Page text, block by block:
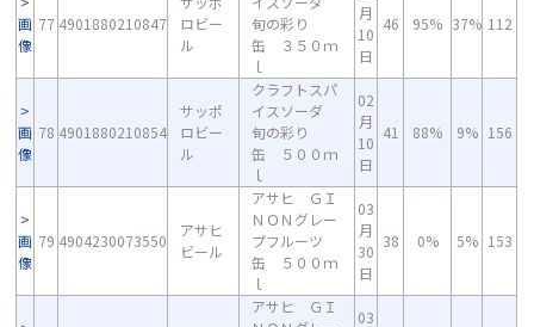
画
像
77 4901880210847
ロビー
ル
旬の彩り
缶 ３５０ｍ
ｌ
月
10
日
46 95% 37% 112
画
像
78 4901880210854
サッポ
ロビー
ル
クラフトスパ
イスソーダ
旬の彩り
缶 ５００ｍ
ｌ
02
月
10
日
41 88% 9% 156
画
像
79 4904230073550
アサヒ
ビール
アサヒ ＧＩ
ＮＯＮグレー
プフルーツ
缶 ５００ｍ
ｌ
03
月
30
日
38 0% 5% 153
アサヒ ＧＩ
03